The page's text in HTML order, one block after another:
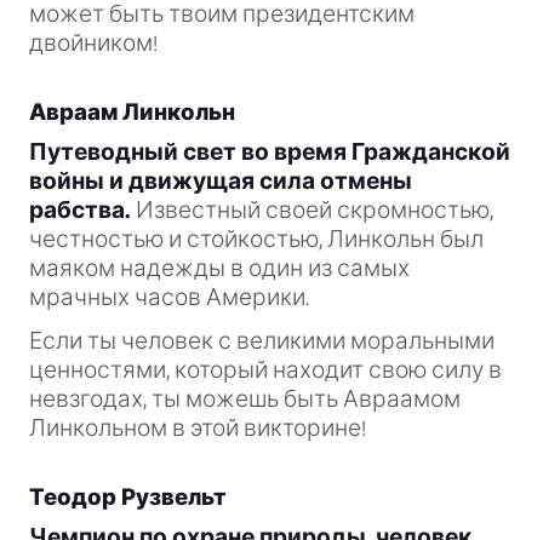
может быть твоим президентским
двойником!
Авраам Линкольн
Путеводный свет во время Гражданской
войны и движущая сила отмены
рабства. Известный своей скромностью,
честностью и стойкостью, Линкольн был
маяком надежды в один из самых
мрачных часов Америки.
Если ты человек с великими моральными
ценностями, который находит свою силу в
невзгодах, ты можешь быть Авраамом
Линкольном в этой викторине!
Теодор Рузвельт